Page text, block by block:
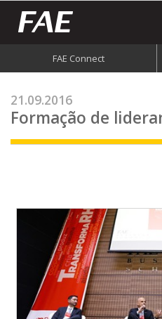
FAE Connect
21.09.2016
Formação de